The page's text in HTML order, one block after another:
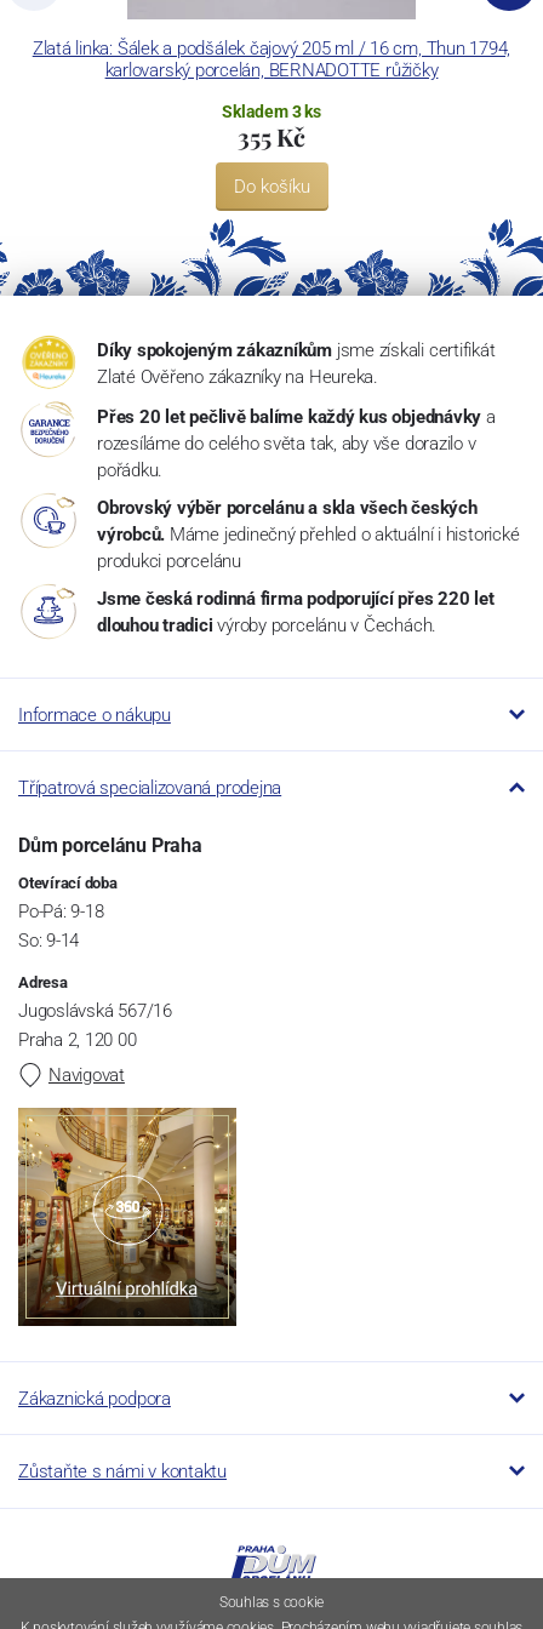
Zlatá linka: Šálek a podšálek čajový 205 ml / 16 cm, Thun 1794,
karlovarský porcelán, BERNADOTTE růžičky
Skladem 3 ks
355 Kč
Do košíku
Díky spokojeným zákazníkům jsme získali certifikát
Zlaté Ověřeno zákazníky na Heureka.
Přes 20 let pečlivě balíme každý kus objednávky a
rozesíláme do celého světa tak, aby vše dorazilo v
pořádku.
Obrovský výběr porcelánu a skla všech českých
výrobců. Máme jedinečný přehled o aktuální i historické
produkci porcelánu
Jsme česká rodinná firma podporující přes 220 let
dlouhou tradici výroby porcelánu v Čechách.
Informace o nákupu
Třípatrová specializovaná prodejna
Dům porcelánu Praha
Otevírací doba
Po-Pá: 9-18
So: 9-14
Adresa
Jugoslávská 567/16
Praha 2, 120 00
Navigovat
Zákaznická podpora
Zůstaňte s námi v kontaktu
Souhlas s cookie